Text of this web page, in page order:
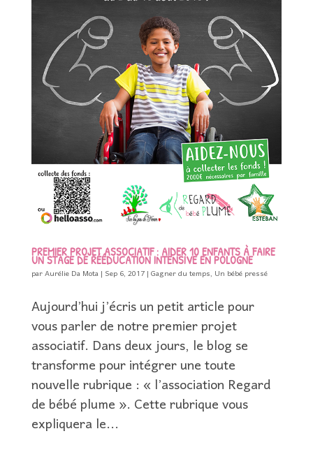
PREMIER PROJET ASSOCIATIF : AIDER 10 ENFANTS À FAIRE
UN STAGE DE RÉÉDUCATION INTENSIVE EN POLOGNE
parAurélie Da Mota| Sep 6, 2017|Gagner du temps, Un bébé pressé
Aujourd’hui j’écris un petit article pour
vous parler de notre premier projet
associatif. Dans deux jours, le blog se
transforme pour intégrer une toute
nouvelle rubrique : « l’association Regard
de bébé plume ». Cette rubrique vous
expliquera le...